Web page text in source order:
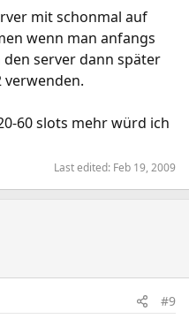
mit schonmal auf
wenn man anfangs
server dann später
verwenden.
60 slots mehr würd ich
Last edited: Feb 19, 2009
#9